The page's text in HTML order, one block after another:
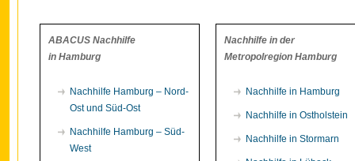
ABACUS Nachhilfe
in Hamburg
Nachhilfe Hamburg – Nord-
Ost und Süd-Ost
Nachhilfe Hamburg – Süd-
West
Nachhilfe in der
Metropolregion Hamburg
Nachhilfe in Hamburg
Nachhilfe in Ostholstein
Nachhilfe in Stormarn